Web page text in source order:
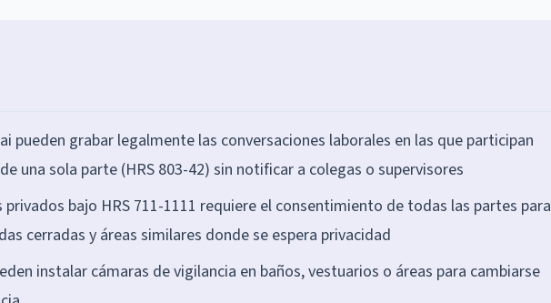
pueden grabar legalmente las conversaciones laborales en las que participan
una sola parte (HRS 803-42) sin notificar a colegas o supervisores
privados bajo HRS 711-1111 requiere el consentimiento de todas las partes para
cerradas y áreas similares donde se espera privacidad
instalar cámaras de vigilancia en baños, vestuarios o áreas para cambiarse